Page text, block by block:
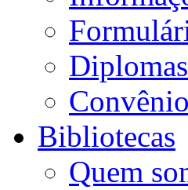
Bibliotecas
Quem